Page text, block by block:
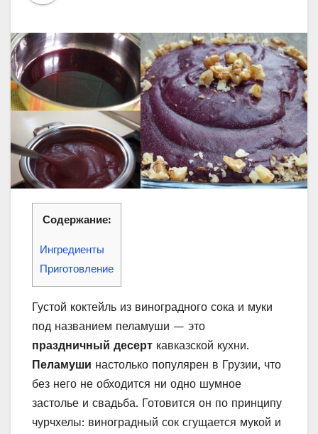
Содержание:
Ингредиенты
Приготовление
Густой коктейль из виноградного сока и муки
под названием пеламуши — это
праздничный десерт кавказской кухни.
Пеламуши настолько популярен в Грузии, что
без него не обходится ни одно шумное
застолье и свадьба. Готовится он по принципу
чурчхелы: виноградный сок сгущается мукой и